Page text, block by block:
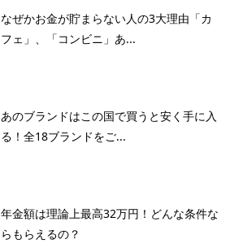
なぜかお金が貯まらない人の3大理由「カ
フェ」、「コンビニ」あ...
あのブランドはこの国で買うと安く手に入
る！全18ブランドをご...
年金額は理論上最高32万円！どんな条件な
らもらえるの？